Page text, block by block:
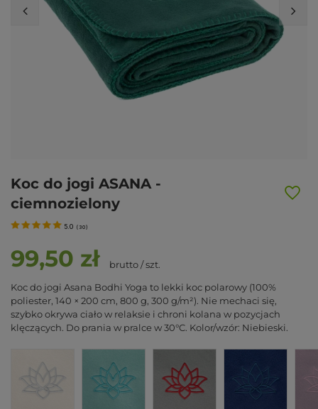
Koc do jogi ASANA -
ciemnozielony
5.0 ( 30)
99,50 zł brutto/szt.
Koc do jogi Asana Bodhi Yoga to lekki koc polarowy (100%
poliester, 140 × 200 cm, 800 g, 300 g/m²). Nie mechaci się,
szybko okrywa ciało w relaksie i chroni kolana w pozycjach
klęczących. Do prania w pralce w 30°C. Kolor/wzór: Niebieski.